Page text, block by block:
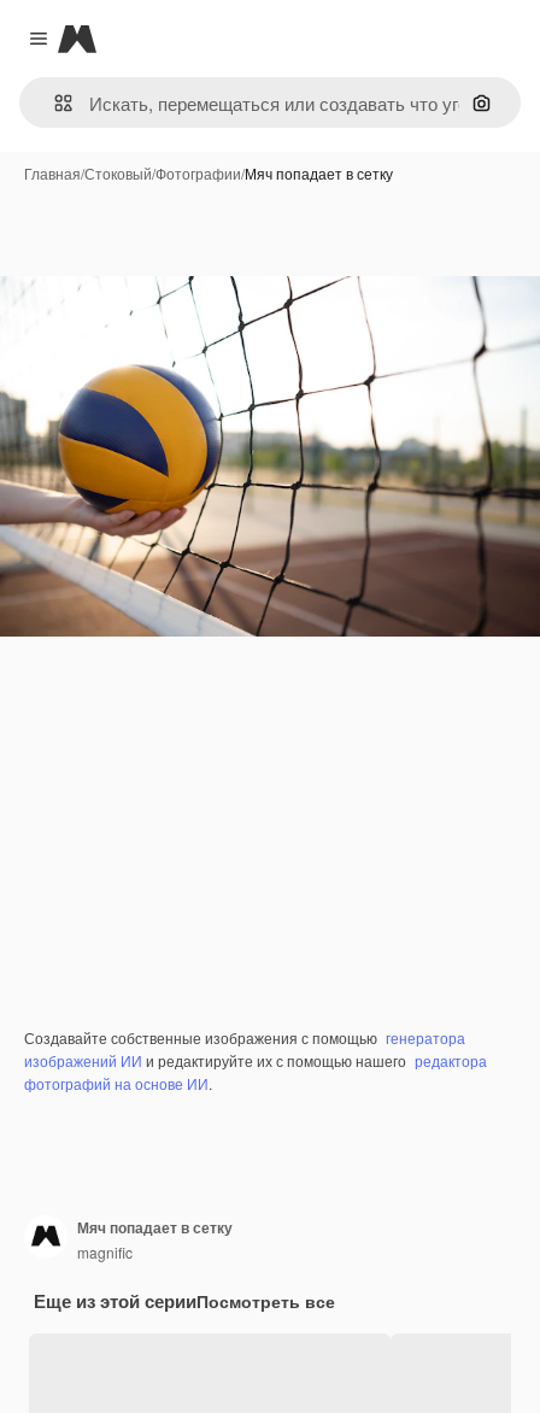
Close menu
Magnific
Поиск
Главная/Стоковый/Фотографии/Мяч попадает в сетку
Создавайте собственные изображения с помощью генератора
изображений ИИ и редактируйте их с помощью нашего редактора
фотографий на основе ИИ.
Мяч попадает в сетку
magnific
Еще из этой серииПосмотреть все